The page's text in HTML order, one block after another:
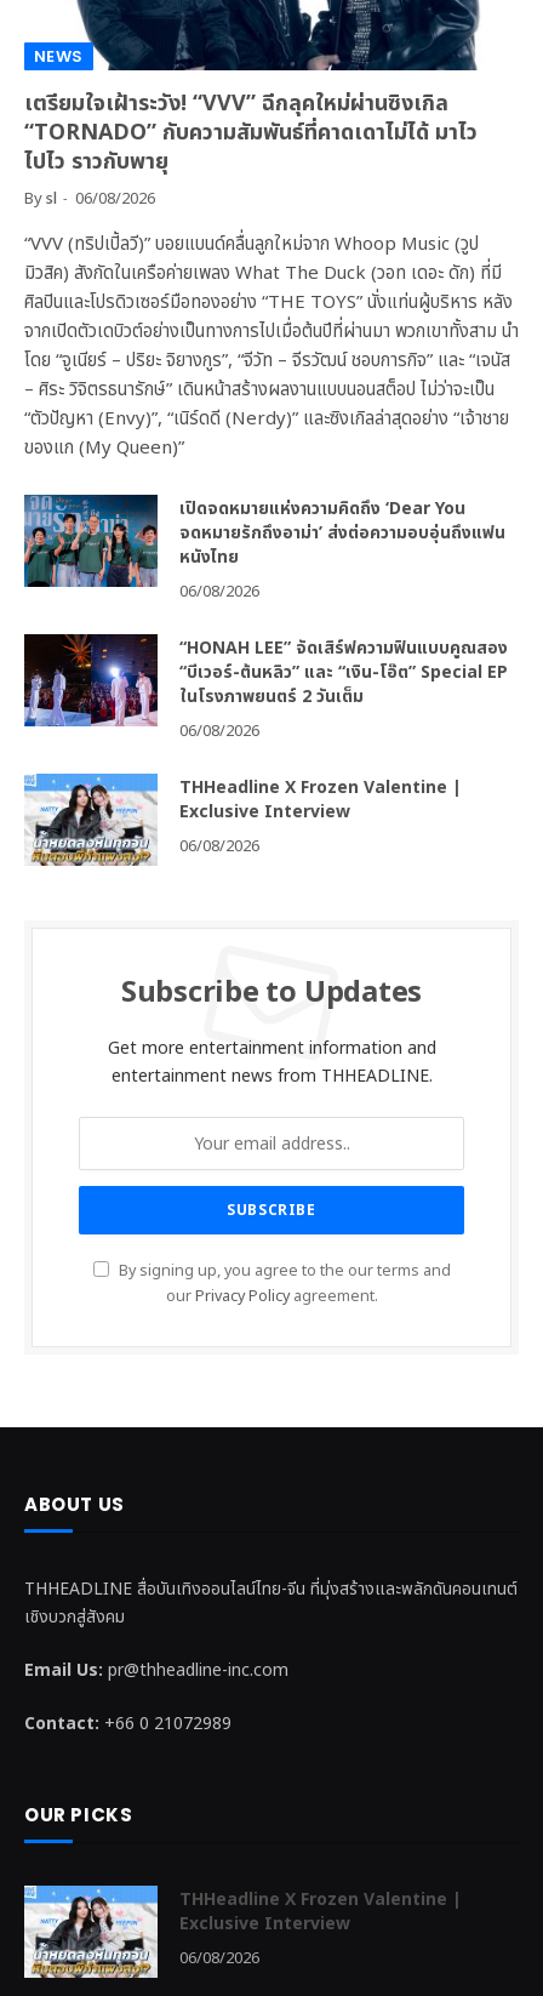
NEWS
เตรียมใจเฝ้าระวัง! “VVV” ฉีกลุคใหม่ผ่านซิงเกิล
“TORNADO” กับความสัมพันธ์ที่คาดเดาไม่ได้ มาไว
ไปไว ราวกับพายุ
Bysl 06/08/2026
“VVV (ทริปเปิ้ลวี)” บอยแบนด์คลื่นลูกใหม่จาก Whoop Music (วูป
มิวสิค) สังกัดในเครือค่ายเพลง What The Duck (วอท เดอะ ดัก) ที่มี
ศิลปินและโปรดิวเซอร์มือทองอย่าง “THE TOYS” นั่งแท่นผู้บริหาร หลัง
จากเปิดตัวเดบิวต์อย่างเป็นทางการไปเมื่อต้นปีที่ผ่านมา พวกเขาทั้งสาม นำ
โดย “จูเนียร์ – ปริยะ จิยางกูร”, “จีวัท – จีรวัฒน์ ชอบการกิจ” และ “เจนัส
– ศิระ วิจิตรธนารักษ์” เดินหน้าสร้างผลงานแบบนอนสต็อป ไม่ว่าจะเป็น
“ตัวปัญหา (Envy)”, “เนิร์ดดี (Nerdy)” และซิงเกิลล่าสุดอย่าง “เจ้าชาย
ของแก (My Queen)”
เปิดจดหมายแห่งความคิดถึง ‘Dear You
จดหมายรักถึงอาม่า’ ส่งต่อความอบอุ่นถึงแฟน
หนังไทย
06/08/2026
“HONAH LEE” จัดเสิร์ฟความฟินแบบคูณสอง
“บีเวอร์-ต้นหลิว” และ “เงิน-โอ๊ต” Special EP
ในโรงภาพยนตร์ 2 วันเต็ม
06/08/2026
THHeadline X Frozen Valentine |
Exclusive Interview
06/08/2026
Subscribe to Updates
Get more entertainment information and
entertainment news from THHEADLINE.
By signing up, you agree to the our terms and
ourPrivacy Policyagreement.
ABOUT US
THHEADLINE สื่อบันเทิงออนไลน์ไทย-จีน ที่มุ่งสร้างและพลักดันคอนเทนต์
เชิงบวกสู่สังคม
Email Us: pr@thheadline-inc.com
Contact: +66 0 21072989
OUR PICKS
THHeadline X Frozen Valentine |
Exclusive Interview
06/08/2026